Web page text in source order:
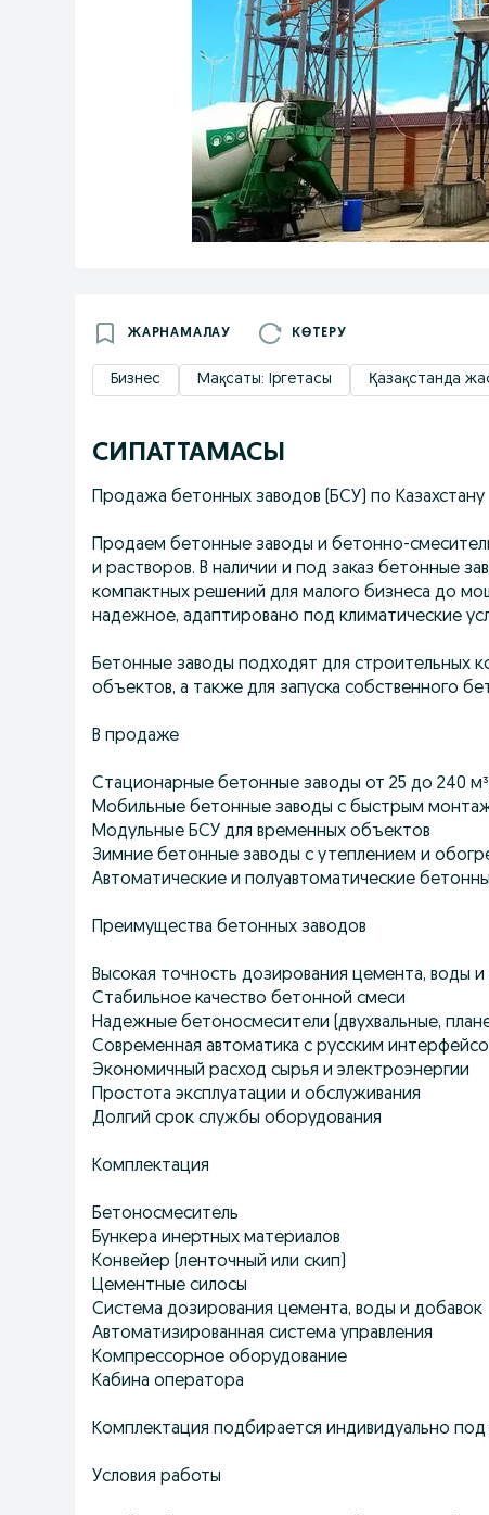
ЖАРНАМАЛАУ КӨТЕРУ
Бизнес Мақсаты: Іргетасы Қазақстанда
СИПАТТАМАСЫ
Продажа бетонных заводов (БСУ) по Казахстану
Продаем бетонные заводы и бетонно-
и растворов. В наличии и под заказ бетонные
компактных решений для малого бизнеса до
надежное, адаптировано под климатические
Бетонные заводы подходят для строительных
объектов, а также для запуска собственного
В продаже
Стационарные бетонные заводы от 25 до 240
Мобильные бетонные заводы с быстрым
Модульные БСУ для временных объектов
Зимние бетонные заводы с утеплением и
Автоматические и полуавтоматические
Преимущества бетонных заводов
Высокая точность дозирования цемента, воды
Стабильное качество бетонной смеси
Надежные бетоносмесители (двухвальные,
Современная автоматика с русским
Экономичный расход сырья и электроэнергии
Простота эксплуатации и обслуживания
Долгий срок службы оборудования
Комплектация
Бетоносмеситель
Бункера инертных материалов
Конвейер (ленточный или скип)
Цементные силосы
Система дозирования цемента, воды и добавок
Автоматизированная система управления
Компрессорное оборудование
Кабина оператора
Комплектация подбирается индивидуально под
Условия работы